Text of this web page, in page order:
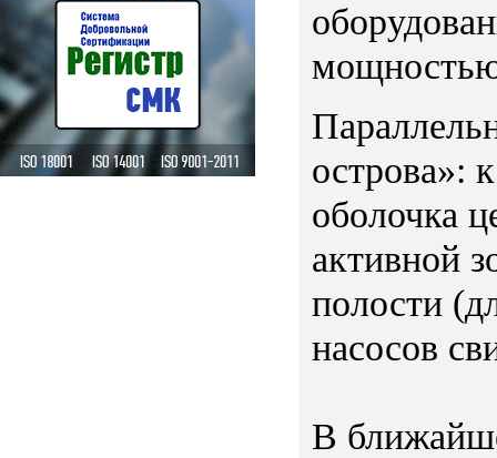
острова»:
оболочка
активной
полости
насосов
В